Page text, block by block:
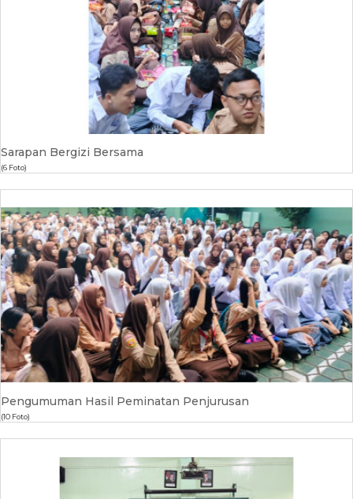
Sarapan Bergizi Bersama
(6 Foto)
Pengumuman Hasil Peminatan Penjurusan
(10 Foto)